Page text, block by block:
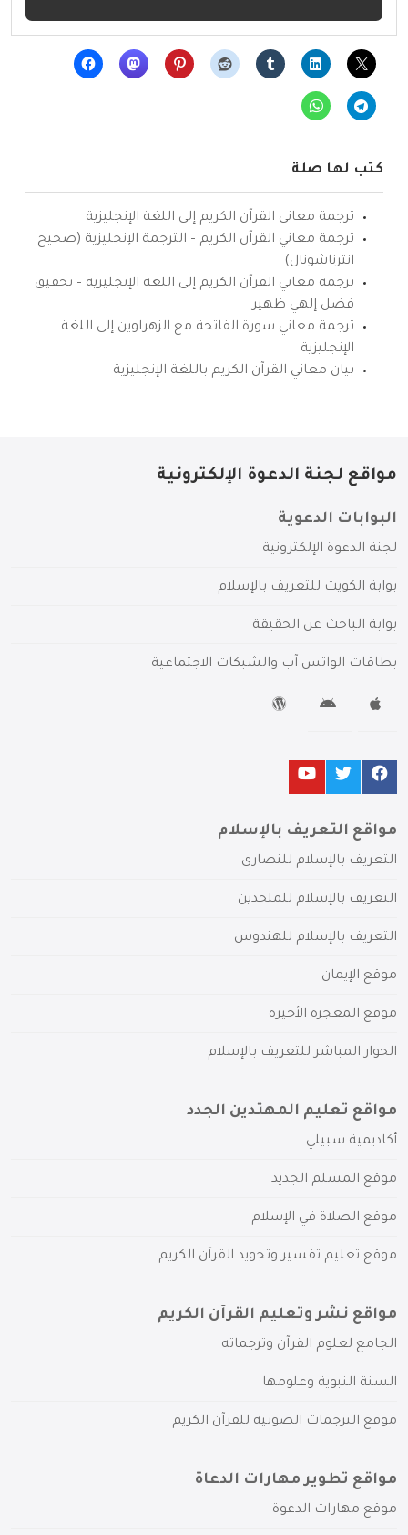
كتب لها صلة
ترجمة معاني القرآن الكريم إلى اللغة الإنجليزية
ترجمة معاني القرآن الكريم – الترجمة الإنجليزية (صحيح
انترناشونال)
ترجمة معاني القرآن الكريم إلى اللغة الإنجليزية – تحقيق
فضل إلهي ظهير
ترجمة معاني سورة الفاتحة مع الزهراوين إلى اللغة
الإنجليزية
بيان معاني القرآن الكريم باللغة الإنجليزية
مواقع لجنة الدعوة الإلكترونية
البوابات الدعوية
لجنة الدعوة الإلكترونية
بوابة الكويت للتعريف بالإسلام
بوابة الباحث عن الحقيقة
بطاقات الواتس آب والشبكات الاجتماعية
مواقع التعريف بالإسلام
التعريف بالإسلام للنصارى
التعريف بالإسلام للملحدين
التعريف بالإسلام للهندوس
موقع الإيمان
موقع المعجزة الأخيرة
الحوار المباشر للتعريف بالإسلام
مواقع تعليم المهتدين الجدد
أكاديمية سبيلي
موقع المسلم الجديد
موقع الصلاة في الإسلام
موقع تعليم تفسير وتجويد القرآن الكريم
مواقع نشر وتعليم القرآن الكريم
الجامع لعلوم القرآن وترجماته
السنة النبوية وعلومها
موقع الترجمات الصوتية للقرآن الكريم
مواقع تطوير مهارات الدعاة
موقع مهارات الدعوة